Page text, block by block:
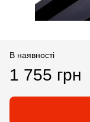
В наявності
1 755 грн